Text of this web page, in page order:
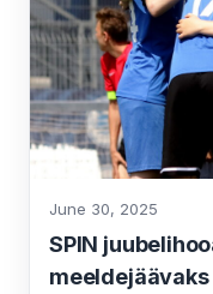
June 30, 2025
SPIN